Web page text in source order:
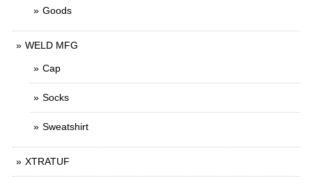
Goods
WELD MFG
Cap
Socks
Sweatshirt
XTRATUF